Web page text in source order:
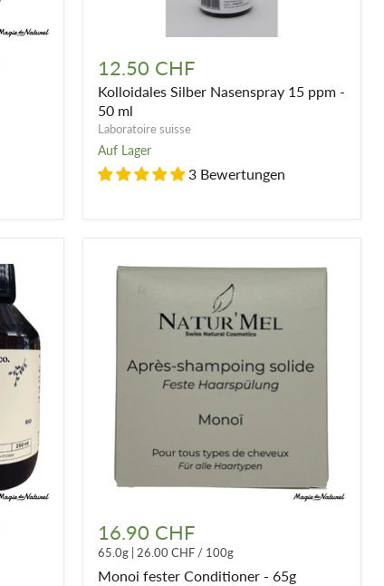
Silber
Nasenspray
15
ppm
-
50
ml
12.50 CHF
Kolloidales Silber Nasenspray 15 ppm -
50 ml
Laboratoire suisse
Auf Lager
3 Bewertungen
fester
Conditioner
-
65g
16.90 CHF
65.0g| 26.00 CHF/ 100g
Monoi fester Conditioner - 65g